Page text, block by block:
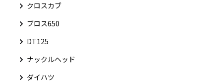
クロスカブ
ブロス650
DT125
ナックルヘッド
ダイハツ